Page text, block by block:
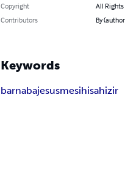
Copyright
All Rights
Contributors
By
Keywords
barnabajesusmesihisahizir